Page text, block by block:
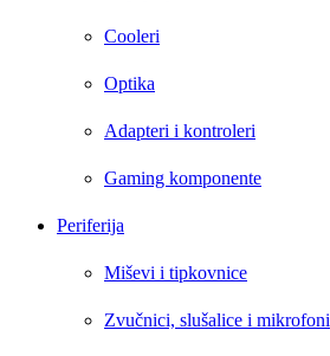
Cooleri
Optika
Adapteri i kontroleri
Gaming komponente
Periferija
Miševi i tipkovnice
Zvučnici, slušalice i mikrofoni